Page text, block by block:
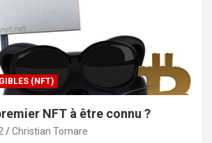
(NFT)
NFT à être connu ?
Christian Tornare